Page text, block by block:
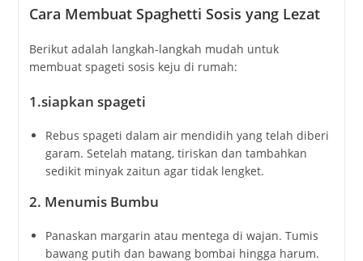
Cara Membuat Spaghetti Sosis yang Lezat
Berikut adalah langkah-langkah mudah untuk
membuat spageti sosis keju di rumah:
1.siapkan spageti
Rebus spageti dalam air mendidih yang telah diberi
garam. Setelah matang, tiriskan dan tambahkan
sedikit minyak zaitun agar tidak lengket.
2. Menumis Bumbu
Panaskan margarin atau mentega di wajan. Tumis
bawang putih dan bawang bombai hingga harum.